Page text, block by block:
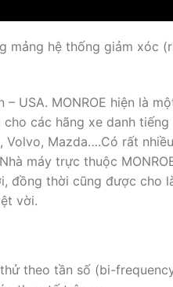
mảng hệ thống giảm
USA. MONROE hiện là
các hãng xe danh
Volvo, Mazda….Có rất
máy trực thuộc
đồng thời cũng được
vời.
theo tần số (bi-